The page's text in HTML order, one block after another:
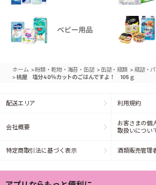
ホーム >粉類・乾物・海苔・缶詰 >缶詰・瓶類 >瓶詰・
>桃屋 塩分40％カットのごはんですよ！ 105ｇ
配送エリア 利用規約
会社概要
お客さまの個
取扱いについ
特定商取引法に基づく表示 酒類販売管理